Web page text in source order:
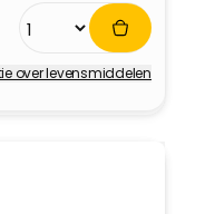
over levensmiddelen